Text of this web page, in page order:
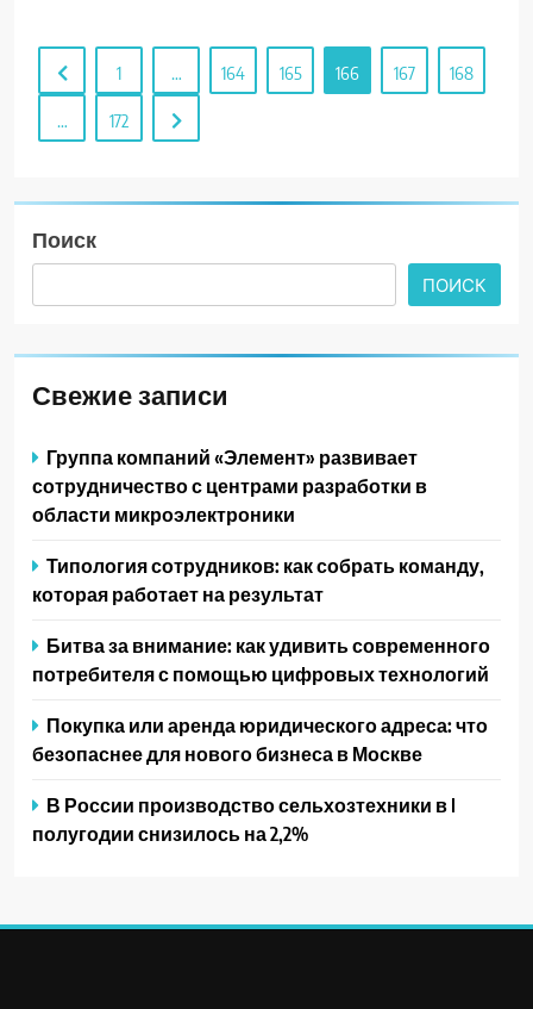
1 … 164 165 166 167 168
… 172
Поиск
ПОИСК
Свежие записи
Группа компаний «Элемент» развивает
сотрудничество с центрами разработки в
области микроэлектроники
Типология сотрудников: как собрать команду,
которая работает на результат
Битва за внимание: как удивить современного
потребителя с помощью цифровых технологий
Покупка или аренда юридического адреса: что
безопаснее для нового бизнеса в Москве
В России производство сельхозтехники в I
полугодии снизилось на 2,2%